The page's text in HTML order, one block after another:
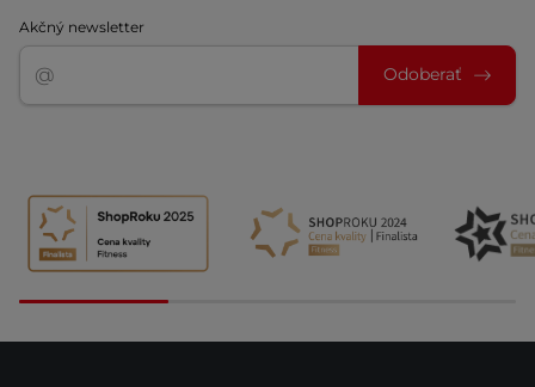
Akčný newsletter
Odoberať